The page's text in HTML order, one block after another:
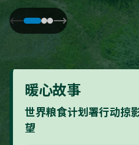
暖心故事
世界粮食计划署行动掠
望